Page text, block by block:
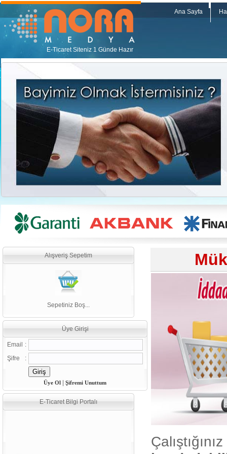
E-Ticaret Siteniz 1 Günde Hazır
Ana Sayfa
Alışveriş Sepetim
Sepetiniz Boş...
Üye Girişi
Email
:
Şifre
:
Üye Ol Şifremi Unuttum
E-Ticaret Bilgi Portalı
Çalıştığınız